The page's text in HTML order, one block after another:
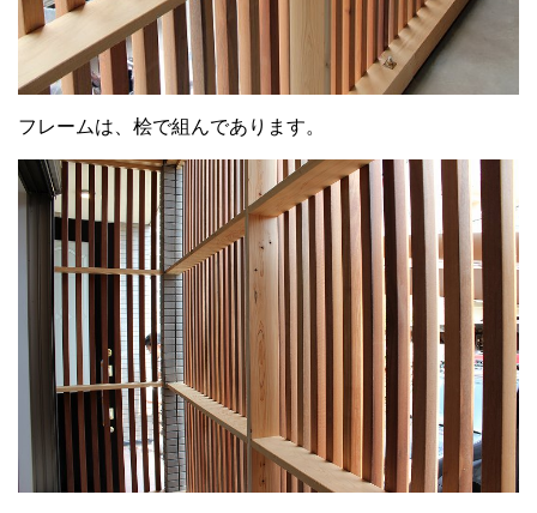
フレームは、桧で組んであります。